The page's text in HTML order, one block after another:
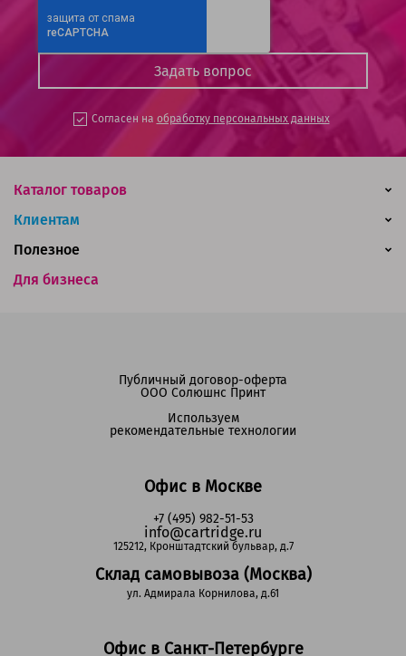
Согласен на обработку персональных данных
Каталог товаров
Клиентам
Для бизнеса
Полезное
Офис в Москве
+7 (495) 982-51-53
info@cartridge.ru
125212, Кронштадтский бульвар, д.7
Склад самовывоза (Москва)
ул. Адмирала Корнилова, д.61
Офис в Санкт-Петербурге
Публичный договор-оферта
ООО Солюшнс Принт
Используем
рекомендательные технологии